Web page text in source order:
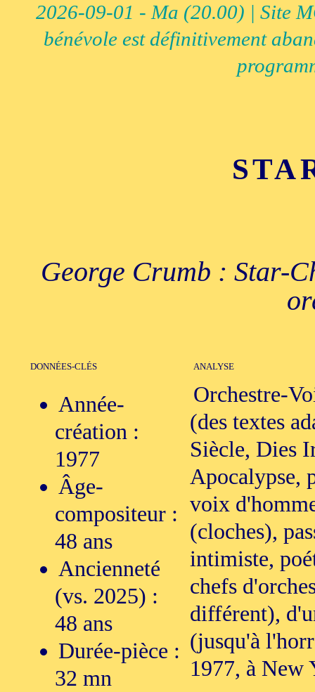
2026-09-01 - Ma (20.00) | Site
bénévole est définitivement
George Crumb : Star-
DONNÉES-CLÉS ANALYSE
Année-
création :
1977
Âge-
compositeur :
48 ans
Ancienneté
(vs. 2025) :
48 ans
Durée-pièce :
32 mn
Orchestre-
(des textes
Siècle, Dies
Apocalypse,
voix
(cloches),
intimiste,
chefs
différent),
(jusqu'à
1977, à